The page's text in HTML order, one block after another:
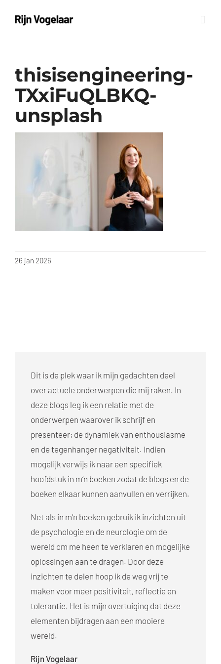
naar
thisisengineering-
TXxiFuQLBKQ-
unsplash
26 jan 2026
Dit is de plek waar ik mijn gedachten deel
over actuele onderwerpen die mij raken. In
deze blogs leg ik een relatie met de
onderwerpen waarover ik schrijf en
presenteer; de dynamiek van enthousiasme
en de tegenhanger negativiteit. Indien
mogelijk verwijs ik naar een specifiek
hoofdstuk in m’n boeken zodat de blogs en de
boeken elkaar kunnen aanvullen en verrijken.
Net als in m’n boeken gebruik ik inzichten uit
de psychologie en de neurologie om de
wereld om me heen te verklaren en mogelijke
oplossingen aan te dragen. Door deze
inzichten te delen hoop ik de weg vrij te
maken voor meer positiviteit, reflectie en
tolerantie. Het is mijn overtuiging dat deze
elementen bijdragen aan een mooiere
wereld.
Rijn Vogelaar